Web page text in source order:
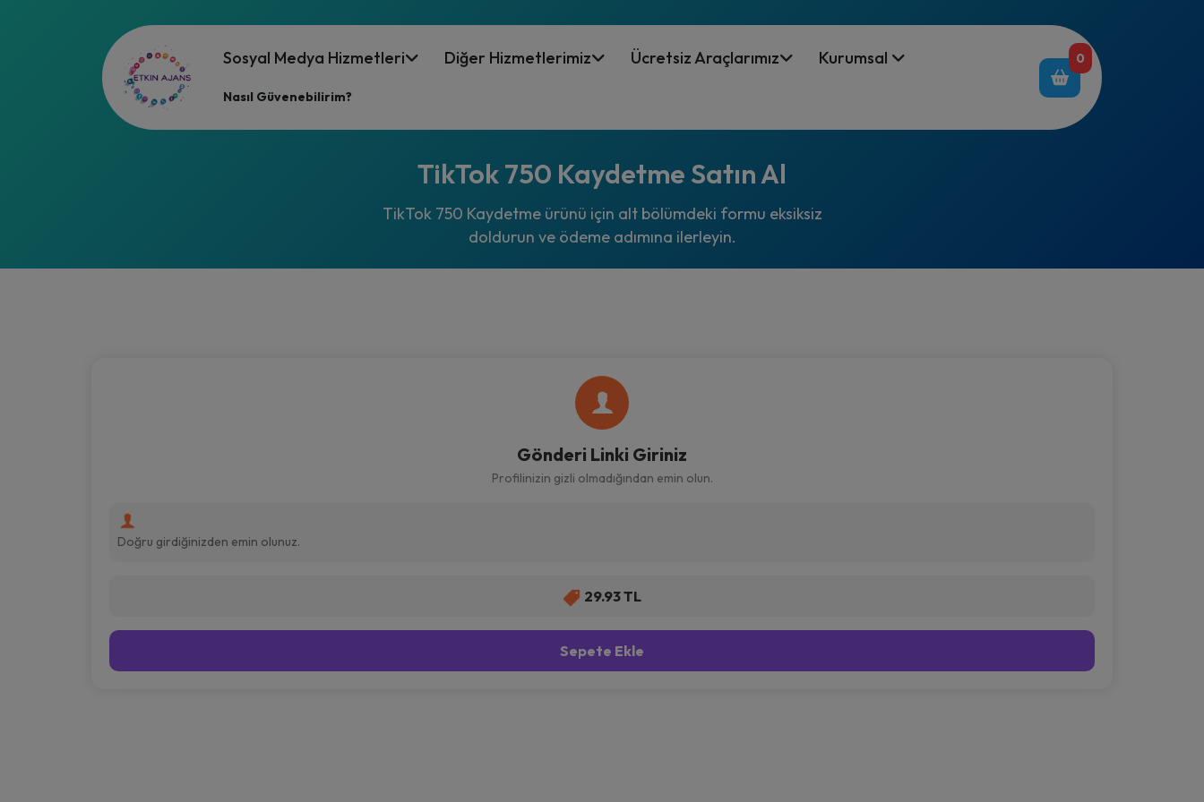
Sosyal Medya Hizmetleri Diğer Hizmetlerimiz Ücretsiz Araçlarımız Kurumsal
Nasıl Güvenebilirim?
0
TikTok 750 Kaydetme Satın Al
TikTok 750 Kaydetme ürünü için alt bölümdeki formu eksiksiz
doldurun ve ödeme adımına ilerleyin.
Gönderi Linki Giriniz
Profilinizin gizli olmadığından emin olun.
29.93 TL
Sepete Ekle